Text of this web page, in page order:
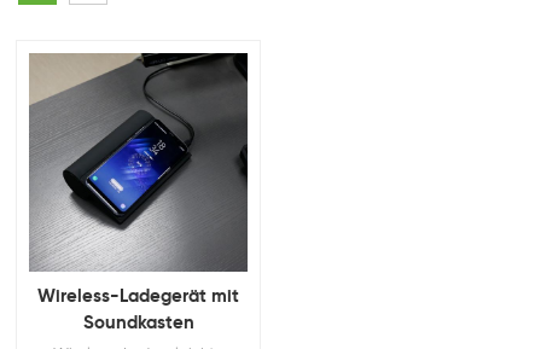
Wireless-Ladegerät mit
Soundkasten